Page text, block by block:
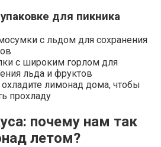
для пикника
с льдом для сохранения
с широким горлом для
льда и фруктов
лимонад дома, чтобы
прохладу
почему нам так
летом?